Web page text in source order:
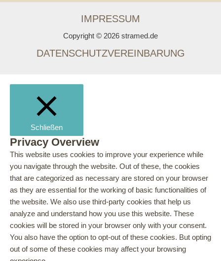
IMPRESSUM
Copyright © 2026 stramed.de
DATENSCHUTZVEREINBARUNG
Schließen
Privacy Overview
This website uses cookies to improve your experience while
you navigate through the website. Out of these, the cookies
that are categorized as necessary are stored on your browser
as they are essential for the working of basic functionalities of
the website. We also use third-party cookies that help us
analyze and understand how you use this website. These
cookies will be stored in your browser only with your consent.
You also have the option to opt-out of these cookies. But opting
out of some of these cookies may affect your browsing